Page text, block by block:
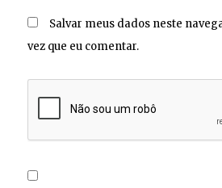
Salvar meus dados neste
vez que eu comentar.